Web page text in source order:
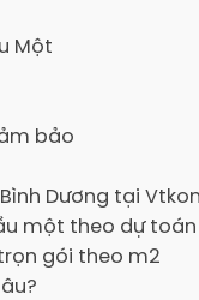
Một
bảo
Dương tại
một theo dự
gói theo m2